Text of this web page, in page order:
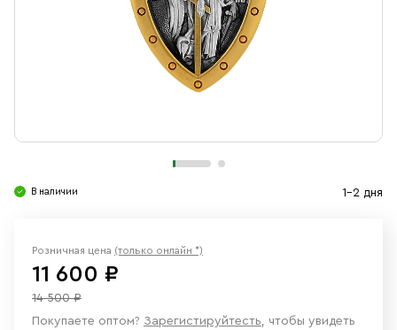
Ювелирные изделия
В наличии 1-2 дня
Розничная цена (только онлайн *)
11 600 ₽
14 500 ₽
Покупаете оптом? Зарегистируйтесть, чтобы увидеть